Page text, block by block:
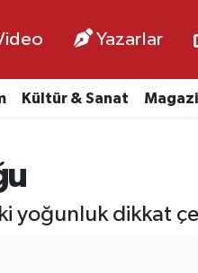
Yazarlar
Kültür & Sanat
yoğunluk dikkat